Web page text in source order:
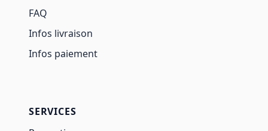
FAQ
Infos livraison
Infos paiement
SERVICES